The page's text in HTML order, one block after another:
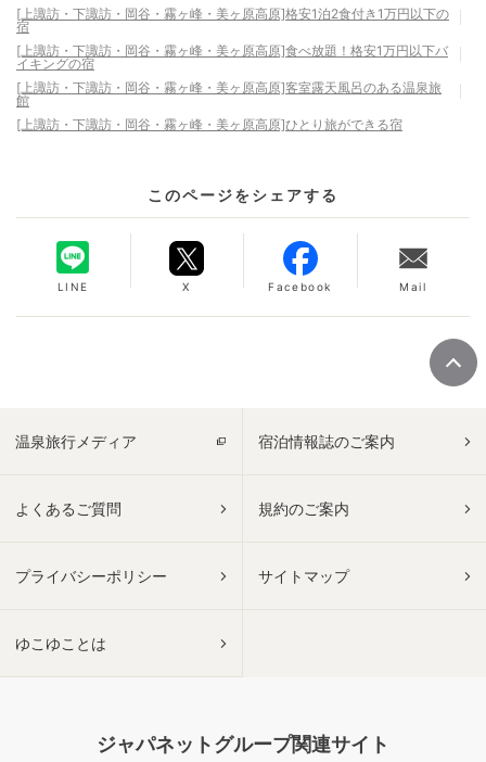
[上諏訪・下諏訪・岡谷・霧ヶ峰・美ヶ原高原]格安1泊2食付き1万円以下の
宿
[上諏訪・下諏訪・岡谷・霧ヶ峰・美ヶ原高原]食べ放題！格安1万円以下バ
イキングの宿
[上諏訪・下諏訪・岡谷・霧ヶ峰・美ヶ原高原]客室露天風呂のある温泉旅
館
[上諏訪・下諏訪・岡谷・霧ヶ峰・美ヶ原高原]ひとり旅ができる宿
このページをシェアする
LINE X Facebook Mail
温泉旅行メディア 宿泊情報誌のご案内
よくあるご質問 規約のご案内
プライバシーポリシー サイトマップ
ゆこゆことは
ジャパネットグループ関連サイト